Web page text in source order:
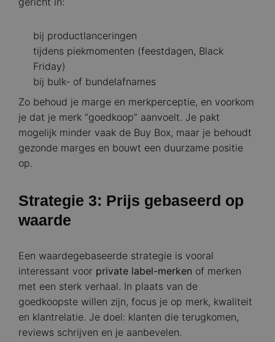
bij productlanceringen
tijdens piekmomenten (feestdagen, Black
Friday)
bij bulk- of bundelafnames
Zo behoud je marge en merkperceptie, en voorkom
je dat je merk “goedkoop” aanvoelt. Je pakt
mogelijk minder vaak de Buy Box, maar je behoudt
gezonde marges en bouwt een duurzame positie
op.
Strategie 3: Prijs gebaseerd op
waarde
Een waardegebaseerde strategie is vooral
interessant voor private label-merken of merken
met een sterk verhaal. In plaats van de
goedkoopste willen zijn, focus je op merk, kwaliteit
en klantrelatie. Je doel: klanten die terugkomen,
reviews schrijven en je aanbevelen.